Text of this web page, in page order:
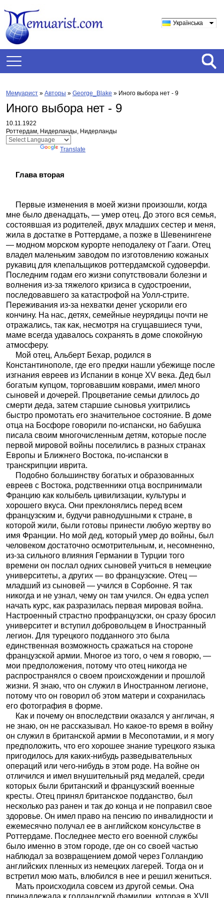
Українська
Мемуарист » Авторы » George_Blake » Иного выбора нет - 9
Иного выбора нет - 9
10.11.1922
Роттердам, Нидерланды, Нидерланды
Translate
Глава вторая
Первые изменения в моей жизни произошли, когда
мне было двенадцать, — умер отец. До этого вся семья,
состоявшая из родителей, двух младших сестер и меня,
жила в достатке в Роттердаме, а позже в Шевенингене
— модном морском курорте неподалеку от Гааги. Отец
владел маленьким заводом по изготовлению кожаных
рукавиц для клепальщиков роттердамской судоверфи.
Последним годам его жизни сопутствовали болезни и
волнения из-за тяжелого кризиса в судостроении,
последовавшего за катастрофой на Уолл-стрите.
Переживания из-за нехватки денег ускорили его
кончину. На нас, детях, семейные неурядицы почти не
отражались, так как, несмотря на сгущавшиеся тучи,
маме всегда удавалось сохранять в доме спокойную
атмосферу.
Мой отец, Альберт Бехар, родился в
Константинополе, где его предки нашли убежище после
изгнания евреев из Испании в конце XV века. Дед был
богатым купцом, торговавшим коврами, имел много
сыновей и дочерей. Процветание семьи длилось до
смерти деда, затем старшие сыновья ухитрились
быстро промотать его значительное состояние. В доме
отца на Босфоре говорили по-испански, но бабушка
писала своим многочисленным детям, которые после
первой мировой войны поселились в разных странах
Европы и Ближнего Востока, по-испански в
транскрипции иврита.
Подобно большинству богатых и образованных
евреев с Востока, родственники отца воспринимали
Францию как колыбель цивилизации, культуры и
хорошего вкуса. Они преклонялись перед всем
французским и, будучи равнодушными к стране, в
которой жили, были готовы принести любую жертву во
имя Франции. Но мой дед, который умер до войны, был
человеком достаточно осмотрительным, и, несомненно,
из-за сильного влияния Германии в Турции того
времени он послал одних сыновей учиться в немецкие
университеты, а других — во французские. Отец —
младший из сыновей — учился в Сорбонне. Я так
никогда и не узнал, чему он там учился. Он едва успел
начать курс, как разразилась первая мировая война.
Настроенный страстно профранцузски, он сразу бросил
университет и вступил добровольцем в Иностранный
легион. Для турецкого подданного это была
единственная возможность сражаться на стороне
французской армии. Многое из того, о чем я говорю, —
мои предположения, потому что отец никогда не
распространялся о своем происхождении и прошлой
жизни. Я знаю, что он служил в Иностранном легионе,
потому что он говорил об этом матери и сохранилась
его фотография в форме.
Как и почему он впоследствии оказался у англичан, я
не знаю, он не рассказывал. Но какое-то время в войну
он служил в британской армии в Месопотамии, и я могу
предположить, что его хорошее знание турецкого языка
пригодилось для каких-нибудь разведывательных
операций или чего-нибудь в этом роде. На войне он
отличился и имел внушительный ряд медалей, среди
которых были британский и французский военные
кресты. Отец принял британское подданство, был
несколько раз ранен и так до конца и не поправил свое
здоровье. Он имел право на пенсию по инвалидности и
ежемесячно получал ее в английском консульстве в
Роттердаме. Последнее место его военной службы
было именно в этом городе, где он со своей частью
наблюдал за возвращением домой через Голландию
английских пленных из немецких лагерей. Тогда он и
встретил мою мать, влюбился в нее и решил жениться.
Мать происходила совсем из другой семьи. Она
принадлежала к голландской фамилии, которая в XVII